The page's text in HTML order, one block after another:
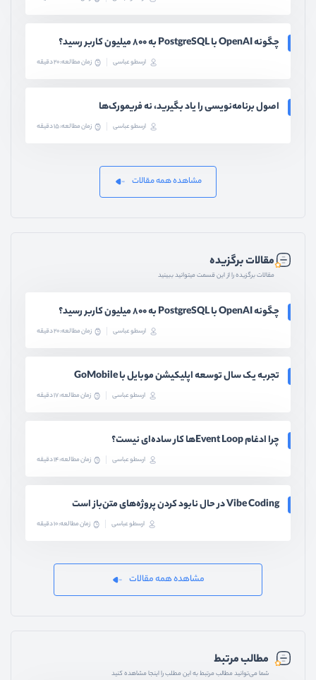
چگونه OpenAI با PostgreSQL به ۸۰۰ میلیون کاربر رسید؟
ارسطو عباسی زمان مطالعه: 20 دقیقه
اصول برنامه‌نویسی را یاد بگیرید، نه فریمورک‌ها
ارسطو عباسی زمان مطالعه: 15 دقیقه
مشاهده همه مقالات
مقالات برگزیده
مقالات برگزیده را از این قسمت میتوانید ببینید
چگونه OpenAI با PostgreSQL به ۸۰۰ میلیون کاربر رسید؟
ارسطو عباسی زمان مطالعه: 20 دقیقه
تجربه یک سال توسعه اپلیکیشن موبایل با GoMobile
ارسطو عباسی زمان مطالعه: 17 دقیقه
چرا ادغام Event Loopها کار ساده‌ای نیست؟
ارسطو عباسی زمان مطالعه: 14 دقیقه
Vibe Coding در حال نابود کردن پروژه‌های متن‌باز است
ارسطو عباسی زمان مطالعه: 10 دقیقه
مشاهده همه مقالات
مطالب مرتبط
شما می‌توانید مطالب مرتبط به این مطلب را اینجا مشاهده کنید